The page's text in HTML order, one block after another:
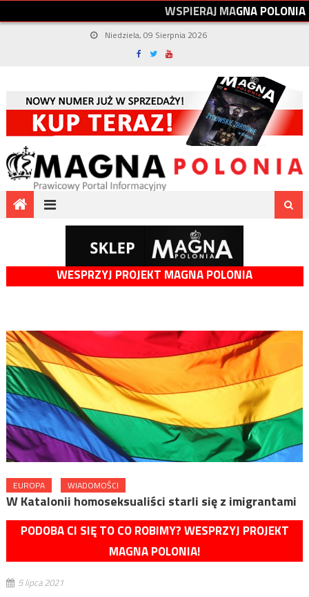
WSPIERAJMAGNAPOLONIA
Niedziela, 09 Sierpnia 2026
WESPRZYJ PROJEKT MAGNA POLONIA
EUROPA WIADOMOŚCI
W Katalonii homoseksualiści starli się z imigrantami
PODOBA CI SIĘ TO CO ROBIMY? WESPRZYJ PROJEKT
MAGNA POLONIA!
5 lipca 2021